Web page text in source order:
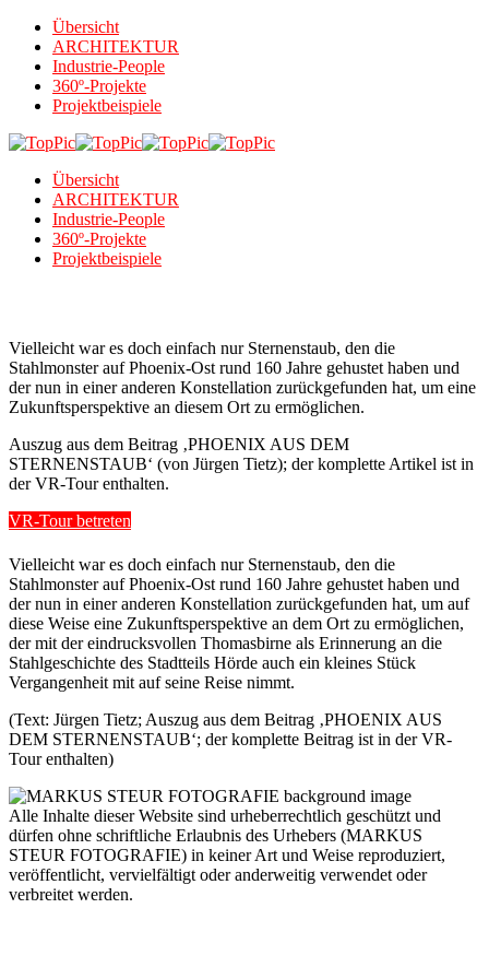
Übersicht
ARCHITEKTUR
Industrie-People
360º-Projekte
Projektbeispiele
Übersicht
ARCHITEKTUR
Industrie-People
360º-Projekte
Projektbeispiele
Vielleicht war es doch einfach nur Sternenstaub, den die
Stahlmonster auf Phoenix-Ost rund 160 Jahre gehustet haben und
der nun in einer anderen Konstellation zurückgefunden hat, um eine
Zukunftsperspektive an diesem Ort zu ermöglichen.
Auszug aus dem Beitrag ‚PHOENIX AUS DEM
STERNENSTAUB‘ (von Jürgen Tietz); der komplette Artikel ist in
der VR-Tour enthalten.
VR-Tour betreten
Vielleicht war es doch einfach nur Sternenstaub, den die
Stahlmonster auf Phoenix-Ost rund 160 Jahre gehustet haben und
der nun in einer anderen Konstellation zurückgefunden hat, um auf
diese Weise eine Zukunftsperspektive an dem Ort zu ermöglichen,
der mit der eindrucksvollen Thomasbirne als Erinnerung an die
Stahlgeschichte des Stadtteils Hörde auch ein kleines Stück
Vergangenheit mit auf seine Reise nimmt.
(Text: Jürgen Tietz; Auszug aus dem Beitrag ‚PHOENIX AUS
DEM STERNENSTAUB‘; der komplette Beitrag ist in der VR-
Tour enthalten)
Alle Inhalte dieser Website sind urheberrechtlich geschützt und
dürfen ohne schriftliche Erlaubnis des Urhebers (MARKUS
STEUR FOTOGRAFIE) in keiner Art und Weise reproduziert,
veröffentlicht, vervielfältigt oder anderweitig verwendet oder
verbreitet werden.